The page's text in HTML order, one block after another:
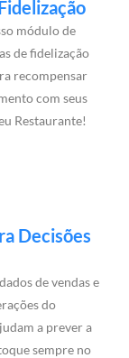
módulo de
de fidelização
recompensar
com seus
Restaurante!
Decisões
de vendas e
do
a prever a
sempre no